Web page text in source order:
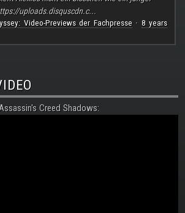
uploads.disquscdn.c...
Video-Previews der Fachpresse· 8 years
Creed Shadows: